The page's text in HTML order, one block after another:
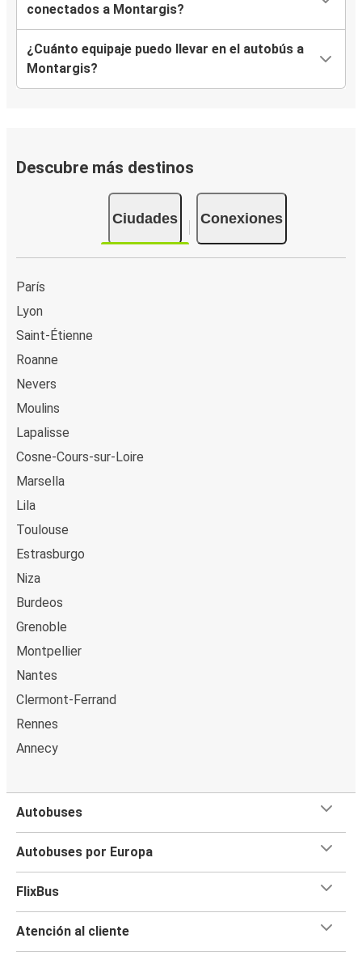
conectados a Montargis?
¿Cuánto equipaje puedo llevar en el autobús a
Montargis?
Descubre más destinos
Ciudades Conexiones
París
Lyon
Saint-Étienne
Roanne
Nevers
Moulins
Lapalisse
Cosne-Cours-sur-Loire
Marsella
Lila
Toulouse
Estrasburgo
Niza
Burdeos
Grenoble
Montpellier
Nantes
Clermont-Ferrand
Rennes
Annecy
Autobuses
Autobuses por Europa
FlixBus
Atención al cliente